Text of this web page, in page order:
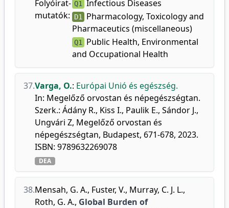
Folyóirat-
mutatók:
Q1 Infectious Diseases
D1
Pharmacology, Toxicology and
Pharmaceutics (miscellaneous)
Q1
Public Health, Environmental
and Occupational Health
37.Varga, O.: Európai Unió és egészség.
In: Megelőző orvostan és népegészségtan.
Szerk.: Ádány R., Kiss I., Paulik E., Sándor J.,
Ungvári Z, Megelőző orvostan és
népegészségtan, Budapest, 671-678, 2023.
ISBN: 9789632269078
DEA
38.Mensah, G. A., Fuster, V., Murray, C. J. L.,
Roth, G. A., Global Burden of